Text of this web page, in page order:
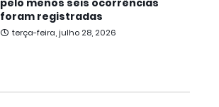
pelo menos seis ocorrências
foram registradas
terça-feira, julho 28, 2026